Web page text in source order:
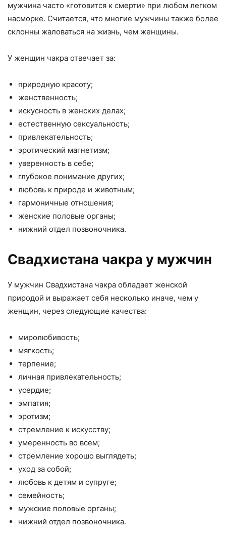
мужчина часто «готовится к смерти» при любом легком
насморке. Считается, что многие мужчины также более
склонны жаловаться на жизнь, чем женщины.
У женщин чакра отвечает за:
природную красоту;
женственность;
искусность в женских делах;
естественную сексуальность;
привлекательность;
эротический магнетизм;
уверенность в себе;
глубокое понимание других;
любовь к природе и животным;
гармоничные отношения;
женские половые органы;
нижний отдел позвоночника.
Свадхистана чакра у мужчин
У мужчин Свадхистана чакра обладает женской
природой и выражает себя несколько иначе, чем у
женщин, через следующие качества:
миролюбивость;
мягкость;
терпение;
личная привлекательность;
усердие;
эмпатия;
эротизм;
стремление к искусству;
умеренность во всем;
стремление хорошо выглядеть;
уход за собой;
любовь к детям и супруге;
семейность;
мужские половые органы;
нижний отдел позвоночника.